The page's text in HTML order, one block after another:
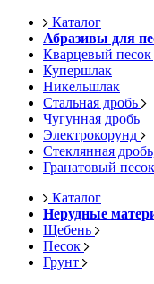
Каталог
Абразивы для
Кварцевый песок
Купершлак
Никельшлак
Стальная дробь
Чугунная дробь
Электрокорунд
Стеклянная
Гранатовый песок
Каталог
Нерудные
Щебень
Песок
Грунт